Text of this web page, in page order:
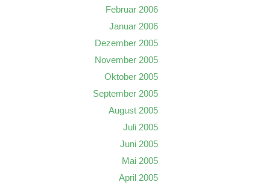
Februar 2006
Januar 2006
Dezember 2005
November 2005
Oktober 2005
September 2005
August 2005
Juli 2005
Juni 2005
Mai 2005
April 2005